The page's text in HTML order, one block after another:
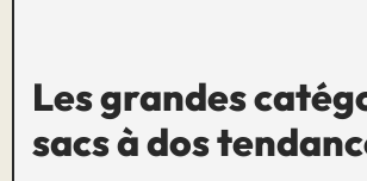
Les grandes
sacs à dos